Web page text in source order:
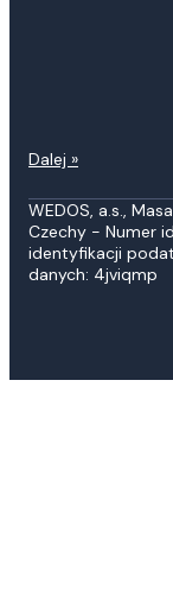
Dalej »
WEDOS, a.s.,
Czechy - Numer
identyfikacji
danych: 4jviqmp